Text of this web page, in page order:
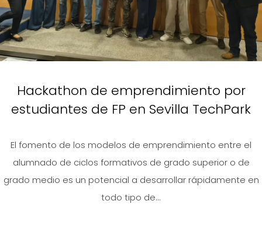
Hackathon de emprendimiento por
estudiantes de FP en Sevilla TechPark
El fomento de los modelos de emprendimiento entre el
alumnado de ciclos formativos de grado superior o de
grado medio es un potencial a desarrollar rápidamente en
todo tipo de...